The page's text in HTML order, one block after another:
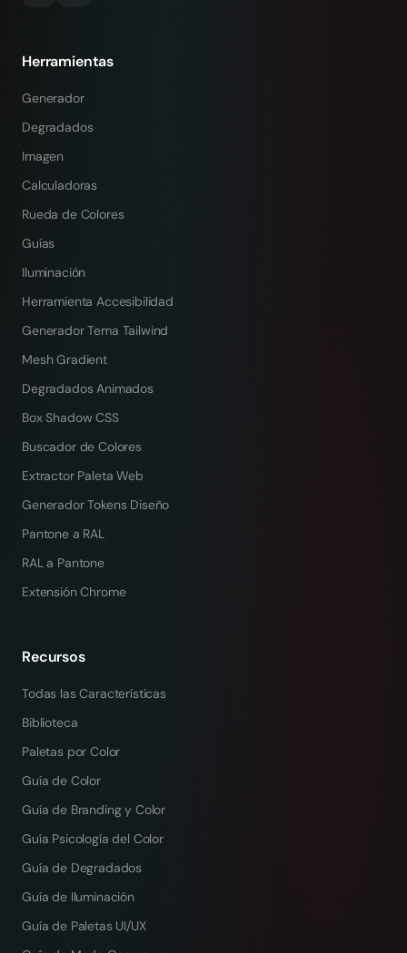
Herramientas
Generador
Degradados
Imagen
Calculadoras
Rueda de Colores
Guías
Iluminación
Herramienta Accesibilidad
Generador Tema Tailwind
Mesh Gradient
Degradados Animados
Box Shadow CSS
Buscador de Colores
Extractor Paleta Web
Generador Tokens Diseño
Pantone a RAL
RAL a Pantone
Extensión Chrome
Recursos
Todas las Características
Biblioteca
Paletas por Color
Guía de Color
Guía de Branding y Color
Guía Psicología del Color
Guía de Degradados
Guía de Iluminación
Guía de Paletas UI/UX